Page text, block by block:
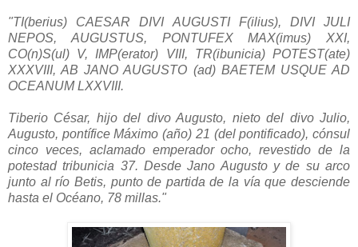
"TI(berius) CAESAR DIVI AUGUSTI F(ilius), DIVI JULI
NEPOS, AUGUSTUS, PONTUFEX MAX(imus) XXI,
CO(n)S(ul) V, IMP(erator) VIII, TR(ibunicia) POTEST(ate)
XXXVIII, AB JANO AUGUSTO (ad) BAETEM USQUE AD
OCEANUM LXXVIII.
Tiberio César, hijo del divo Augusto, nieto del divo Julio,
Augusto, pontífice Máximo (año) 21 (del pontificado), cónsul
cinco veces, aclamado emperador ocho, revestido de la
potestad tribunicia 37. Desde Jano Augusto y de su arco
junto al río Betis, punto de partida de la vía que desciende
hasta el Océano, 78 millas."